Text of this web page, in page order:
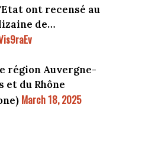
ont recensé au
de…
région Auvergne-
et du Rhône
March 18, 2025